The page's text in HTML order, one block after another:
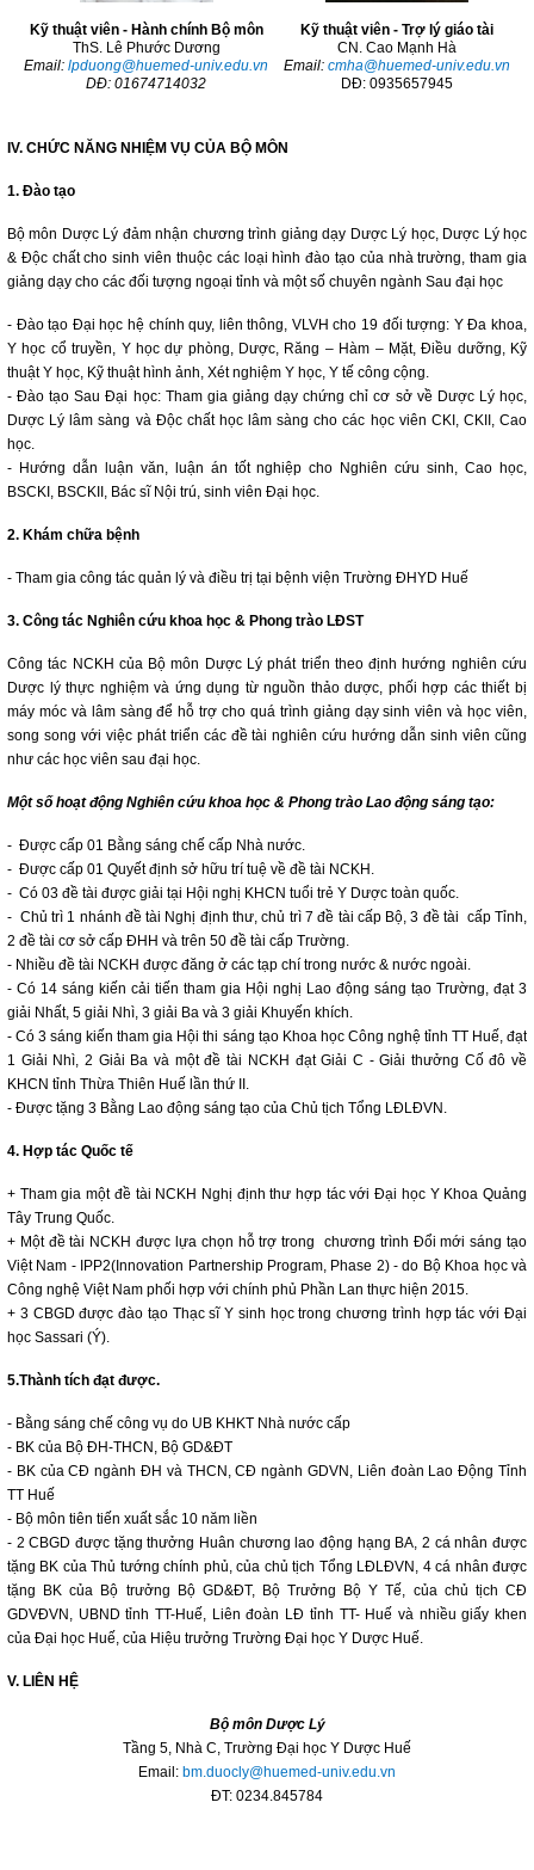
Kỹ thuật viên - Hành chính Bộ môn
ThS. Lê Phước Dương
Email: lpduong@huemed-univ.edu.vn
DĐ: 01674714032
Kỹ thuật viên - Trợ lý giáo tài
CN. Cao Mạnh Hà
Email: cmha@huemed-univ.edu.vn
DĐ: 0935657945
IV. CHỨC NĂNG NHIỆM VỤ CỦA BỘ MÔN
1. Đào tạo
Bộ môn Dược Lý đảm nhận chương trình giảng dạy Dược Lý học, Dược Lý học
& Độc chất cho sinh viên thuộc các loại hình đào tạo của nhà trường, tham gia
giảng dạy cho các đối tượng ngoại tỉnh và một số chuyên ngành Sau đại học
- Đào tạo Đại học hệ chính quy, liên thông, VLVH cho 19 đối tượng: Y Đa khoa,
Y học cổ truyền, Y học dự phòng, Dược, Răng – Hàm – Mặt, Điều dưỡng, Kỹ
thuật Y học, Kỹ thuật hình ảnh, Xét nghiệm Y học, Y tế công cộng.
- Đào tạo Sau Đại học: Tham gia giảng dạy chứng chỉ cơ sở về Dược Lý học,
Dược Lý lâm sàng và Độc chất học lâm sàng cho các học viên CKI, CKII, Cao
học.
- Hướng dẫn luận văn, luận án tốt nghiệp cho Nghiên cứu sinh, Cao học,
BSCKI, BSCKII, Bác sĩ Nội trú, sinh viên Đại học.
2. Khám chữa bệnh
- Tham gia công tác quản lý và điều trị tại bệnh viện Trường ĐHYD Huế
3. Công tác Nghiên cứu khoa học & Phong trào LĐST
Công tác NCKH của Bộ môn Dược Lý phát triển theo định hướng nghiên cứu
Dược lý thực nghiệm và ứng dụng từ nguồn thảo dược, phối hợp các thiết bị
máy móc và lâm sàng để hỗ trợ cho quá trình giảng dạy sinh viên và học viên,
song song với việc phát triển các đề tài nghiên cứu hướng dẫn sinh viên cũng
như các học viên sau đại học.
Một số hoạt động Nghiên cứu khoa học & Phong trào Lao động sáng tạo:
- Được cấp 01 Bằng sáng chế cấp Nhà nước.
- Được cấp 01 Quyết định sở hữu trí tuệ về đề tài NCKH.
- Có 03 đề tài được giải tại Hội nghị KHCN tuổi trẻ Y Dược toàn quốc.
- Chủ trì 1 nhánh đề tài Nghị định thư, chủ trì 7 đề tài cấp Bộ, 3 đề tài cấp Tỉnh,
2 đề tài cơ sở cấp ĐHH và trên 50 đề tài cấp Trường.
- Nhiều đề tài NCKH được đăng ở các tạp chí trong nước & nước ngoài.
- Có 14 sáng kiến cải tiến tham gia Hội nghị Lao động sáng tạo Trường, đạt 3
giải Nhất, 5 giải Nhì, 3 giải Ba và 3 giải Khuyến khích.
- Có 3 sáng kiến tham gia Hội thi sáng tạo Khoa học Công nghệ tỉnh TT Huế, đạt
1 Giải Nhì, 2 Giải Ba và một đề tài NCKH đạt Giải C - Giải thưởng Cố đô về
KHCN tỉnh Thừa Thiên Huế lần thứ II.
- Được tặng 3 Bằng Lao động sáng tạo của Chủ tịch Tổng LĐLĐVN.
4. Hợp tác Quốc tế
+ Tham gia một đề tài NCKH Nghị định thư hợp tác với Đại học Y Khoa Quảng
Tây Trung Quốc.
+ Một đề tài NCKH được lựa chọn hỗ trợ trong chương trình Đổi mới sáng tạo
Việt Nam - IPP2(Innovation Partnership Program, Phase 2) - do Bộ Khoa học và
Công nghệ Việt Nam phối hợp với chính phủ Phần Lan thực hiện 2015.
+ 3 CBGD được đào tạo Thạc sĩ Y sinh học trong chương trình hợp tác với Đại
học Sassari (Ý).
5.Thành tích đạt được.
- Bằng sáng chế công vụ do UB KHKT Nhà nước cấp
- BK của Bộ ĐH-THCN, Bộ GD&ĐT
- BK của CĐ ngành ĐH và THCN, CĐ ngành GDVN, Liên đoàn Lao Động Tỉnh
TT Huế
- Bộ môn tiên tiến xuất sắc 10 năm liền
- 2 CBGD được tặng thưởng Huân chương lao động hạng BA, 2 cá nhân được
tặng BK của Thủ tướng chính phủ, của chủ tịch Tổng LĐLĐVN, 4 cá nhân được
tặng BK của Bộ trưởng Bộ GD&ĐT, Bộ Trưởng Bộ Y Tế, của chủ tịch CĐ
GDVĐVN, UBND tỉnh TT-Huế, Liên đoàn LĐ tỉnh TT- Huế và nhiều giấy khen
của Đại học Huế, của Hiệu trưởng Trường Đại học Y Dược Huế.
V. LIÊN HỆ
Bộ môn Dược Lý
Tầng 5, Nhà C, Trường Đại học Y Dược Huế
Email: bm.duocly@huemed-univ.edu.vn
ĐT: 0234.845784